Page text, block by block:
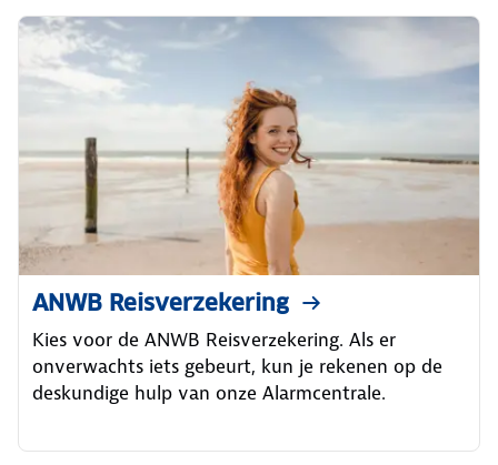
ANWB Reisverzekering
Kies voor de ANWB Reisverzekering. Als er
onverwachts iets gebeurt, kun je rekenen op de
deskundige hulp van onze Alarmcentrale.